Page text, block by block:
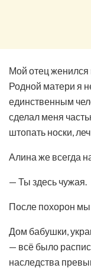
Мой отец
Родной матери я
единственным
сделал меня
штопать носки,
Алина же всегда
— Ты здесь чужая.
После похорон мы
Дом бабушки,
— всё было
наследства